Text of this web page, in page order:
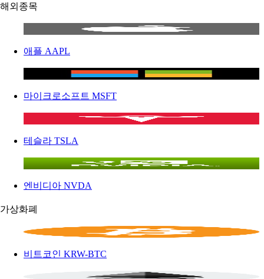
해외종목
애플 AAPL
마이크로소프트 MSFT
테슬라 TSLA
엔비디아 NVDA
가상화폐
비트코인 KRW-BTC